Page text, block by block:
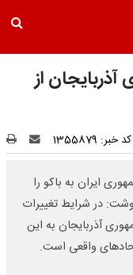
از
کد خبر: 1355879
ایران به باکو را
در شرایط تغییرات
آذربایجان به این
واقعی است.